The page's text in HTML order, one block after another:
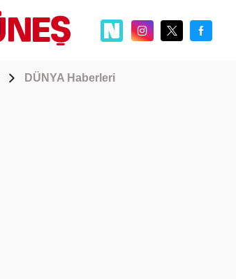
DÜNYA Haberleri